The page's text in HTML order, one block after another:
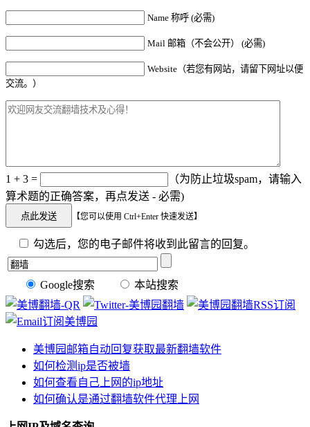
Name 称呼 (必需)
Mail 邮箱（不会公开） (必需)
Website（若您有网站，请留下网址以便
交流。）
1 + 3 =
（为防止垃圾spam，请输入
算术题的正确答案，再点发送 - 必需)
【您可以使用 Ctrl+Enter 快速发送】
勾选后，您的电子邮件将收到此留言的回复。
Google搜索 本站搜索
美博园邮箱自动回复获取最新翻墙软件
如何检测ip是否被墙
如何查看自己上网的ip地址
如何确认是通过翻墙软件代理上网